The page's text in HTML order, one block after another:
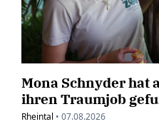
Mona Schnyder hat
ihren Traumjob
Rheintal • 07.08.2026